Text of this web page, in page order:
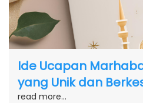
Ide Ucapan
yang Unik dan
read more...